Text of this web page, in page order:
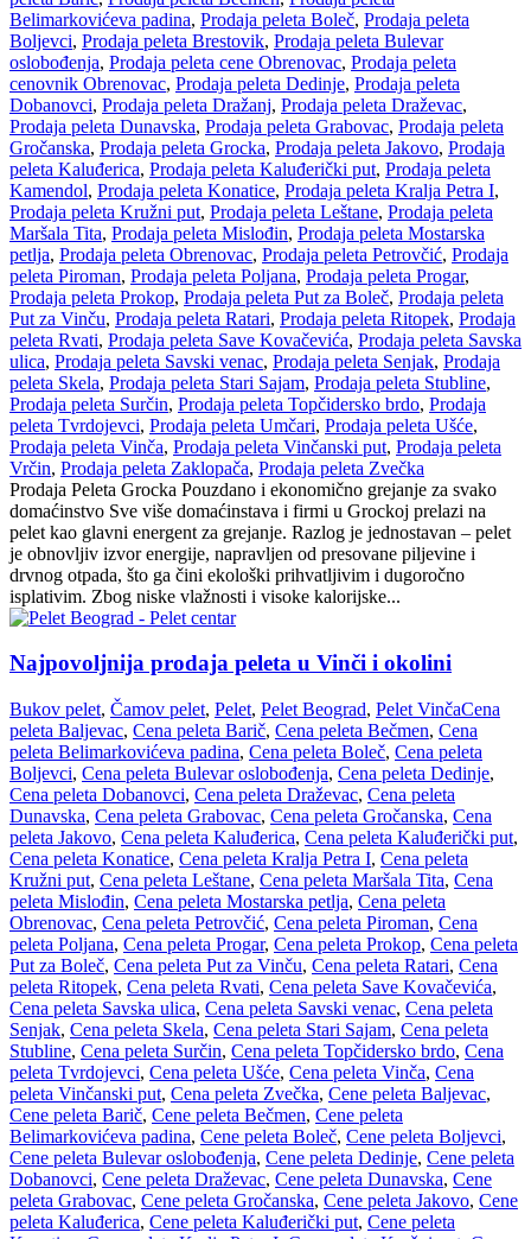
Belimarkovićeva padina, Prodaja peleta Boleč, Prodaja peleta
Boljevci, Prodaja peleta Brestovik, Prodaja peleta Bulevar
oslobođenja, Prodaja peleta cene Obrenovac, Prodaja peleta
cenovnik Obrenovac, Prodaja peleta Dedinje, Prodaja peleta
Dobanovci, Prodaja peleta Dražanj, Prodaja peleta Draževac,
Prodaja peleta Dunavska, Prodaja peleta Grabovac, Prodaja peleta
Gročanska, Prodaja peleta Grocka, Prodaja peleta Jakovo, Prodaja
peleta Kaluđerica, Prodaja peleta Kaluđerički put, Prodaja peleta
Kamendol, Prodaja peleta Konatice, Prodaja peleta Kralja Petra I,
Prodaja peleta Kružni put, Prodaja peleta Leštane, Prodaja peleta
Maršala Tita, Prodaja peleta Mislođin, Prodaja peleta Mostarska
petlja, Prodaja peleta Obrenovac, Prodaja peleta Petrovčić, Prodaja
peleta Piroman, Prodaja peleta Poljana, Prodaja peleta Progar,
Prodaja peleta Prokop, Prodaja peleta Put za Boleč, Prodaja peleta
Put za Vinču, Prodaja peleta Ratari, Prodaja peleta Ritopek, Prodaja
peleta Rvati, Prodaja peleta Save Kovačevića, Prodaja peleta Savska
ulica, Prodaja peleta Savski venac, Prodaja peleta Senjak, Prodaja
peleta Skela, Prodaja peleta Stari Sajam, Prodaja peleta Stubline,
Prodaja peleta Surčin, Prodaja peleta Topčidersko brdo, Prodaja
peleta Tvrdojevci, Prodaja peleta Umčari, Prodaja peleta Ušće,
Prodaja peleta Vinča, Prodaja peleta Vinčanski put, Prodaja peleta
Vrčin, Prodaja peleta Zaklopača, Prodaja peleta Zvečka
Prodaja Peleta Grocka Pouzdano i ekonomično grejanje za svako
domaćinstvo Sve više domaćinstava i firmi u Grockoj prelazi na
pelet kao glavni energent za grejanje. Razlog je jednostavan – pelet
je obnovljiv izvor energije, napravljen od presovane piljevine i
drvnog otpada, što ga čini ekološki prihvatljivim i dugoročno
isplativim. Zbog niske vlažnosti i visoke kalorijske...
Najpovoljnija prodaja peleta u Vinči i okolini
Bukov pelet, Čamov pelet, Pelet, Pelet Beograd, Pelet VinčaCena
peleta Baljevac, Cena peleta Barič, Cena peleta Bečmen, Cena
peleta Belimarkovićeva padina, Cena peleta Boleč, Cena peleta
Boljevci, Cena peleta Bulevar oslobođenja, Cena peleta Dedinje,
Cena peleta Dobanovci, Cena peleta Draževac, Cena peleta
Dunavska, Cena peleta Grabovac, Cena peleta Gročanska, Cena
peleta Jakovo, Cena peleta Kaluđerica, Cena peleta Kaluđerički put,
Cena peleta Konatice, Cena peleta Kralja Petra I, Cena peleta
Kružni put, Cena peleta Leštane, Cena peleta Maršala Tita, Cena
peleta Mislođin, Cena peleta Mostarska petlja, Cena peleta
Obrenovac, Cena peleta Petrovčić, Cena peleta Piroman, Cena
peleta Poljana, Cena peleta Progar, Cena peleta Prokop, Cena peleta
Put za Boleč, Cena peleta Put za Vinču, Cena peleta Ratari, Cena
peleta Ritopek, Cena peleta Rvati, Cena peleta Save Kovačevića,
Cena peleta Savska ulica, Cena peleta Savski venac, Cena peleta
Senjak, Cena peleta Skela, Cena peleta Stari Sajam, Cena peleta
Stubline, Cena peleta Surčin, Cena peleta Topčidersko brdo, Cena
peleta Tvrdojevci, Cena peleta Ušće, Cena peleta Vinča, Cena
peleta Vinčanski put, Cena peleta Zvečka, Cene peleta Baljevac,
Cene peleta Barič, Cene peleta Bečmen, Cene peleta
Belimarkovićeva padina, Cene peleta Boleč, Cene peleta Boljevci,
Cene peleta Bulevar oslobođenja, Cene peleta Dedinje, Cene peleta
Dobanovci, Cene peleta Draževac, Cene peleta Dunavska, Cene
peleta Grabovac, Cene peleta Gročanska, Cene peleta Jakovo, Cene
peleta Kaluđerica, Cene peleta Kaluđerički put, Cene peleta